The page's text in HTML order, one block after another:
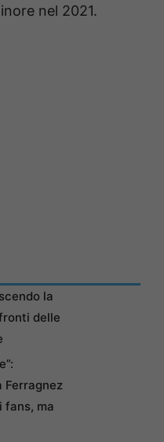
nel 2021.
la
delle
Ferragnez
ma